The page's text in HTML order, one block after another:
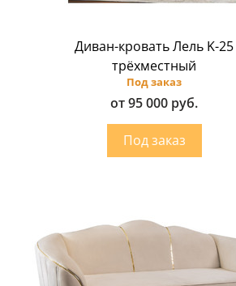
Диван-кровать Лель K-25
трёхместный
Под заказ
от 95 000 руб.